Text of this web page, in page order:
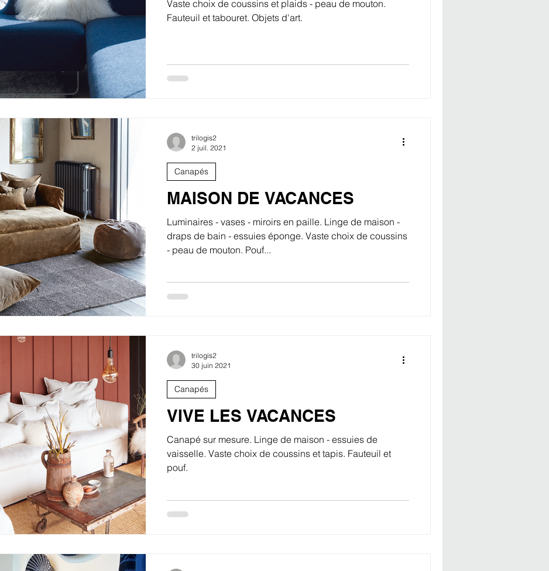
Vaste choix de coussins et plaids - peau de mouton.
Fauteuil et tabouret. Objets d'art.
MAISON DE VACANCES
Luminaires - vases - miroirs en paille. Linge de maison -
draps de bain - essuies éponge. Vaste choix de coussins
- peau de mouton. Pouf...
Canapés
trilogis2
2 juil. 2021
VIVE LES VACANCES
Canapé sur mesure. Linge de maison - essuies de
vaisselle. Vaste choix de coussins et tapis. Fauteuil et
pouf.
Canapés
trilogis2
30 juin 2021